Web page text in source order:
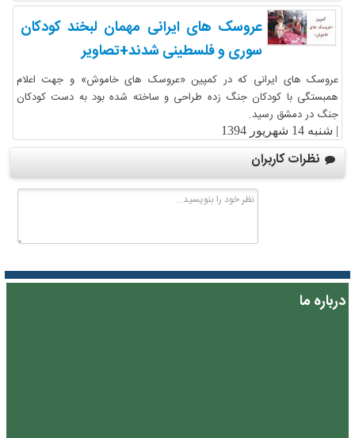
عروسک های ایرانی مهمان لبخند کودکان
سوری و فلسطینی شدند+تصاویر
عروسک های ایرانی که در کمپین «عروسک های خاموش» و جهت اعلام
همبستگی با کودکان جنگ زده طراحی و ساخته شده بود به دست کودکان
جنگ در دمشق رسید.
شنبه 14 شهریور 1394
نظرات کاربران
درباره ما